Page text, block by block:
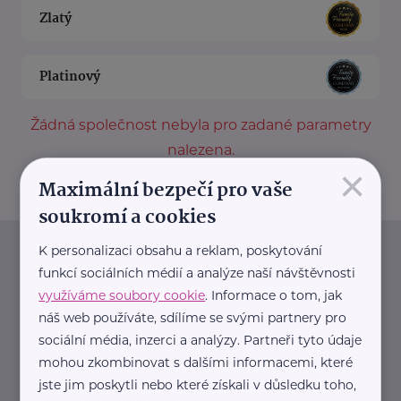
Zlatý
Platinový
Žádná společnost nebyla pro zadané parametry
nalezena.
Newsletter
Pravidelný přísun novinek, inspirace na každý den,
podpora pro rodiče i sdílení zkušeností. Takový je
Newsletter webu eMaminy.cz. Přihlaste se k jeho
odběru a čtěte o tématech, které vám pomohou
×
Maximální bezpečí pro vaše
soukromí a cookies
K personalizaci obsahu a reklam, poskytování
funkcí sociálních médií a analýze naší návštěvnosti
využíváme soubory cookie. Informace o tom, jak
náš web používáte, sdílíme se svými partnery pro
sociální média, inzerci a analýzy. Partneři tyto údaje
mohou zkombinovat s dalšími informacemi, které
jste jim poskytli nebo které získali v důsledku toho,